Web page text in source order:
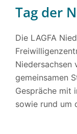
Tag der
Die LAGFA
Niedersachsen
gemeinsamen
Gespräche mit
sowie rund um